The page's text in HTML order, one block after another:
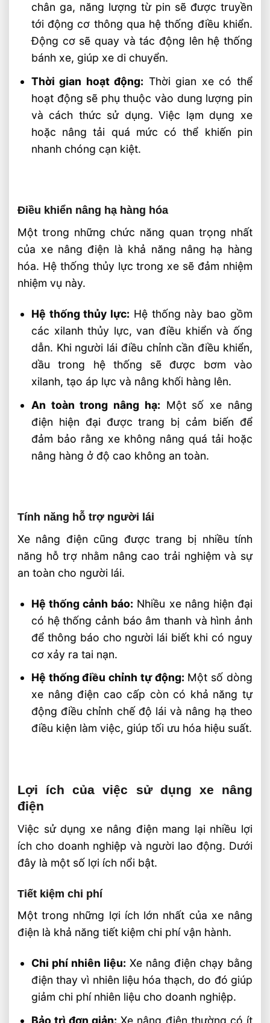
chân ga, năng lượng từ pin sẽ được truyền
tới động cơ thông qua hệ thống điều khiển.
Động cơ sẽ quay và tác động lên hệ thống
bánh xe, giúp xe di chuyển.
Thời gian hoạt động: Thời gian xe có thể
hoạt động sẽ phụ thuộc vào dung lượng pin
và cách thức sử dụng. Việc lạm dụng xe
hoặc nâng tải quá mức có thể khiến pin
nhanh chóng cạn kiệt.
Điều khiển nâng hạ hàng hóa
Một trong những chức năng quan trọng nhất
của xe nâng điện là khả năng nâng hạ hàng
hóa. Hệ thống thủy lực trong xe sẽ đảm nhiệm
nhiệm vụ này.
Hệ thống thủy lực: Hệ thống này bao gồm
các xilanh thủy lực, van điều khiển và ống
dẫn. Khi người lái điều chỉnh cần điều khiển,
dầu trong hệ thống sẽ được bơm vào
xilanh, tạo áp lực và nâng khối hàng lên.
An toàn trong nâng hạ: Một số xe nâng
điện hiện đại được trang bị cảm biến để
đảm bảo rằng xe không nâng quá tải hoặc
nâng hàng ở độ cao không an toàn.
Tính năng hỗ trợ người lái
Xe nâng điện cũng được trang bị nhiều tính
năng hỗ trợ nhằm nâng cao trải nghiệm và sự
an toàn cho người lái.
Hệ thống cảnh báo: Nhiều xe nâng hiện đại
có hệ thống cảnh báo âm thanh và hình ảnh
để thông báo cho người lái biết khi có nguy
cơ xảy ra tai nạn.
Hệ thống điều chỉnh tự động: Một số dòng
xe nâng điện cao cấp còn có khả năng tự
động điều chỉnh chế độ lái và nâng hạ theo
điều kiện làm việc, giúp tối ưu hóa hiệu suất.
Lợi ích của việc sử dụng xe nâng
điện
Việc sử dụng xe nâng điện mang lại nhiều lợi
ích cho doanh nghiệp và người lao động. Dưới
đây là một số lợi ích nổi bật.
Tiết kiệm chi phí
Một trong những lợi ích lớn nhất của xe nâng
điện là khả năng tiết kiệm chi phí vận hành.
Chi phí nhiên liệu: Xe nâng điện chạy bằng
điện thay vì nhiên liệu hóa thạch, do đó giúp
giảm chi phí nhiên liệu cho doanh nghiệp.
Bảo trì đơn giản: Xe nâng điện thường có ít